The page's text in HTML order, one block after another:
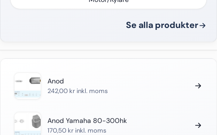
Se alla produkter
Anod
242,00 kr inkl. moms
Anod Yamaha 80-300hk
170,50 kr inkl. moms